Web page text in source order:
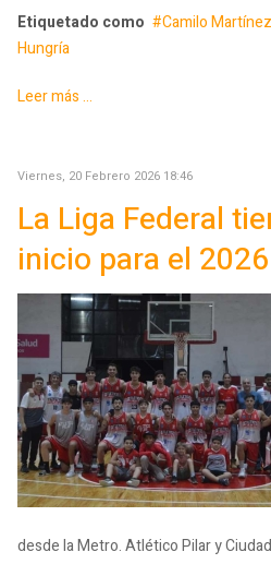
Etiquetado como
Camilo Martínez
Hungría
Leer más ...
Viernes, 20 Febrero 2026 18:46
La Liga Federal
inicio para el 2026
desde la Metro. Atlético Pilar y